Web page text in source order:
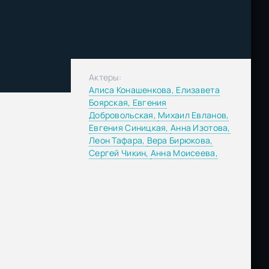
Актеры:
Алиса Конашенкова, Елизавета
Боярская, Евгения
Добровольская, Михаил Евланов,
Евгения Синицкая,Анна Изотова,
Леон Тафара, Вера Бирюкова,
Сергей Чикин, Анна Моисеева,